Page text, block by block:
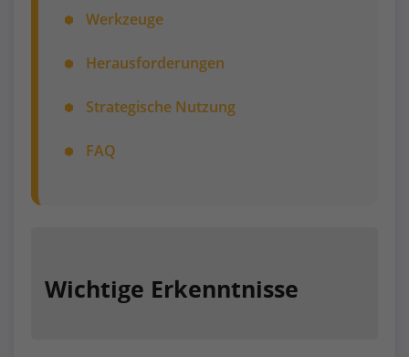
Werkzeuge
Herausforderungen
Strategische Nutzung
FAQ
Wichtige Erkenntnisse